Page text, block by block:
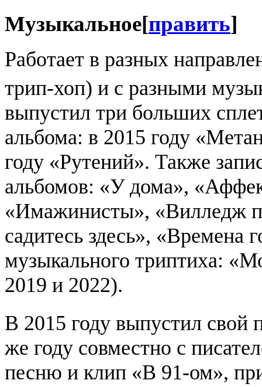
Музыкальное[править]
Работает в разных
трип-хоп) и с разными
выпустил три больших
альбома: в 2015 году
году «Рутений». Также
альбомов: «У дома»,
«Имажинисты», «Вилледж
садитесь здесь», «Времена
музыкального триптиха:
2019 и 2022).
В 2015 году выпустил свой
же году совместно с
песню и клип «В 91-ом»,